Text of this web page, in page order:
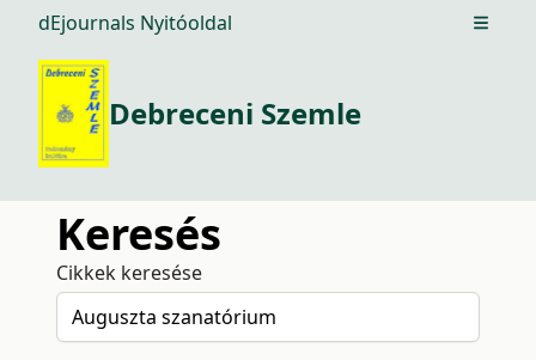
dEjournals Nyitóoldal Open
Debreceni Szemle
Keresés
Cikkek keresése